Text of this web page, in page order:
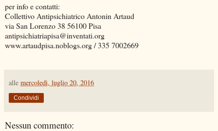
per info e contatti:
Collettivo Antipsichiatrico Antonin Artaud
via San Lorenzo 38 56100 Pisa
antipsichiatriapisa@inventati.org
www.artaudpisa.noblogs.org / 335 7002669
alle mercoledì, luglio 20, 2016
Condividi
Nessun commento: